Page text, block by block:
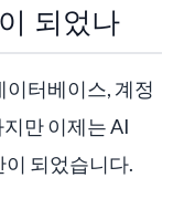
되었나
이터베이스, 계정
만 이제는 AI
이 되었습니다.